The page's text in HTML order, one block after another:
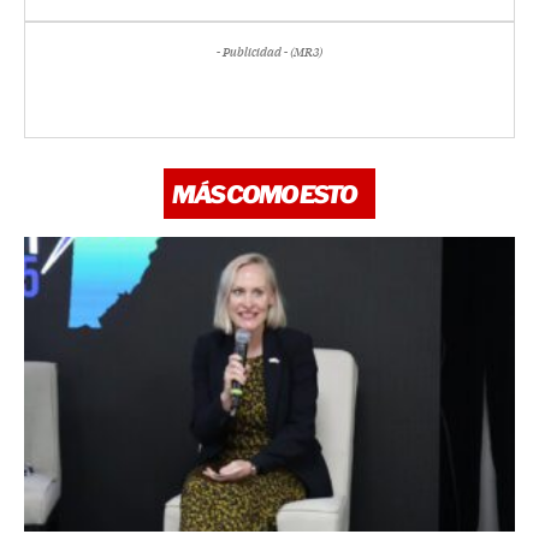
- Publicidad - (MR3)
MÁS COMO ESTO